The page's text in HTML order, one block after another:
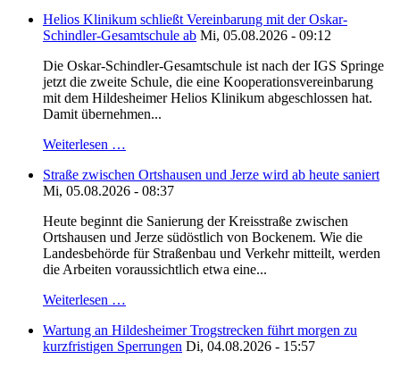
Helios Klinikum schließt Vereinbarung mit der Oskar-
Schindler-Gesamtschule ab Mi, 05.08.2026 - 09:12
Die Oskar-Schindler-Gesamtschule ist nach der IGS Springe
jetzt die zweite Schule, die eine Kooperationsvereinbarung
mit dem Hildesheimer Helios Klinikum abgeschlossen hat.
Damit übernehmen...
Weiterlesen …
Straße zwischen Ortshausen und Jerze wird ab heute saniert
Mi, 05.08.2026 - 08:37
Heute beginnt die Sanierung der Kreisstraße zwischen
Ortshausen und Jerze südöstlich von Bockenem. Wie die
Landesbehörde für Straßenbau und Verkehr mitteilt, werden
die Arbeiten voraussichtlich etwa eine...
Weiterlesen …
Wartung an Hildesheimer Trogstrecken führt morgen zu
kurzfristigen Sperrungen Di, 04.08.2026 - 15:57